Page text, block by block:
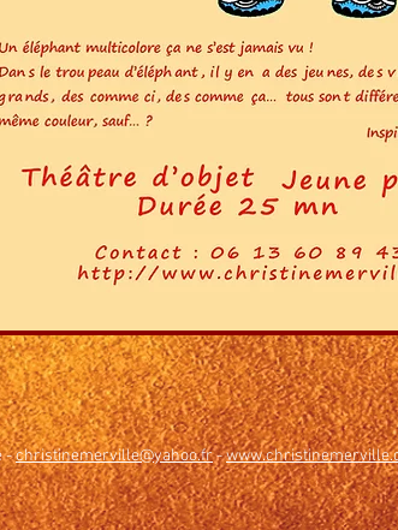
-christinemerville@yahoo.fr-